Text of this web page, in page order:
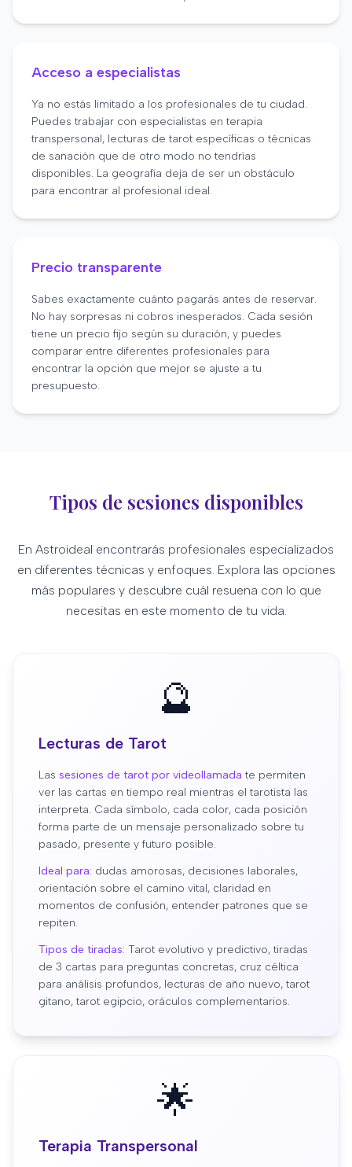
Acceso a especialistas
Ya no estás limitado a los profesionales de tu ciudad.
Puedes trabajar con especialistas en terapia
transpersonal, lecturas de tarot específicas o técnicas
de sanación que de otro modo no tendrías
disponibles. La geografía deja de ser un obstáculo
para encontrar al profesional ideal.
Precio transparente
Sabes exactamente cuánto pagarás antes de reservar.
No hay sorpresas ni cobros inesperados. Cada sesión
tiene un precio fijo según su duración, y puedes
comparar entre diferentes profesionales para
encontrar la opción que mejor se ajuste a tu
presupuesto.
Tipos de sesiones disponibles
En Astroideal encontrarás profesionales especializados
en diferentes técnicas y enfoques. Explora las opciones
más populares y descubre cuál resuena con lo que
necesitas en este momento de tu vida.
🔮
Lecturas de Tarot
Las sesiones de tarot por videollamada te permiten
ver las cartas en tiempo real mientras el tarotista las
interpreta. Cada símbolo, cada color, cada posición
forma parte de un mensaje personalizado sobre tu
pasado, presente y futuro posible.
Ideal para: dudas amorosas, decisiones laborales,
orientación sobre el camino vital, claridad en
momentos de confusión, entender patrones que se
repiten.
Tipos de tiradas: Tarot evolutivo y predictivo, tiradas
de 3 cartas para preguntas concretas, cruz céltica
para análisis profundos, lecturas de año nuevo, tarot
gitano, tarot egipcio, oráculos complementarios.
🌟
Terapia Transpersonal